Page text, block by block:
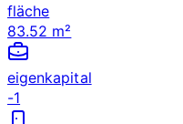
fläche
83.52 m²
eigenkapital
-1